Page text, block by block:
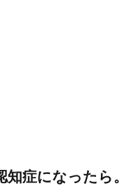
知症になったら